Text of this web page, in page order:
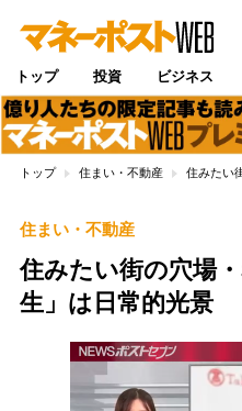
トップ 投資 ビジネス
トップ 住まい・不動産 住みたい
住まい・不動産
住みたい街の穴場
生」は日常的光景